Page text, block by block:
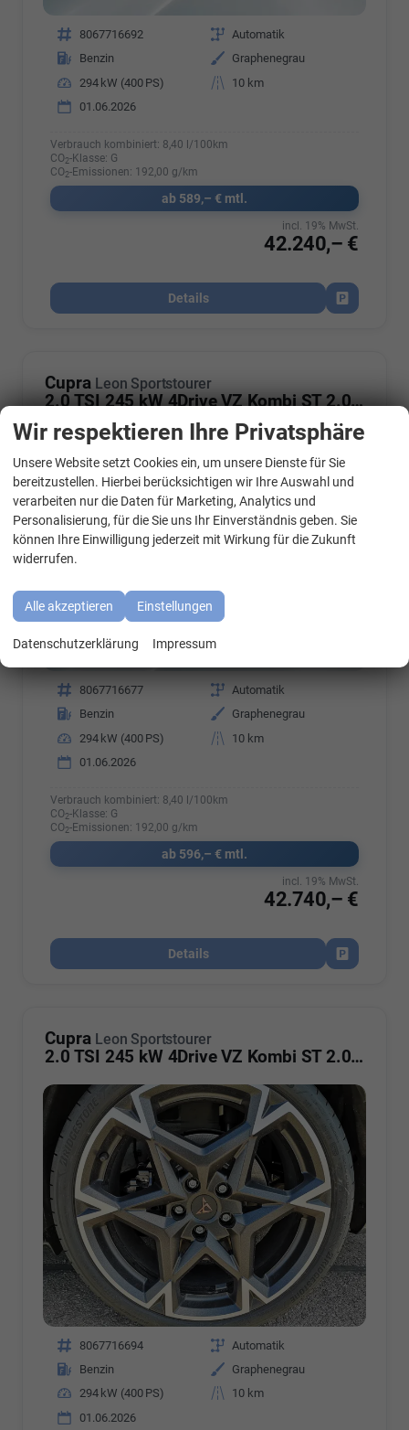
Fahrzeugnr. 8067716692 Getriebe Automatik
Kraftstoff
Benzin Außenfarbe
Graphenegrau
Leistung
294 kW (400 PS) Kilometerstand
10 km
01.06.2026
Verbrauch kombiniert: 8,40 l/100km
CO2-Klasse: G
CO2-Emissionen: 192,00 g/km
ab 589,– € mtl.
42.240,– €
incl. 19% MwSt.
Details
Fahrzeug
Cupra Leon Sportstourer
2.0 TSI 245 kW 4Drive VZ Kombi ST 2.0TSI ABT AHK Sound ACC
Fahrzeugnr. 8067716677 Getriebe Automatik
Kraftstoff
Benzin Außenfarbe
Graphenegrau
Leistung
294 kW (400 PS) Kilometerstand
10 km
01.06.2026
Verbrauch kombiniert: 8,40 l/100km
CO2-Klasse: G
CO2-Emissionen: 192,00 g/km
ab 596,– € mtl.
42.740,– €
incl. 19% MwSt.
Details
Fahrzeug
Cupra Leon Sportstourer
2.0 TSI 245 kW 4Drive VZ Kombi ST 2.0TSI ABT AHK Sound ACC Pano
Fahrzeugnr. 8067716694 Getriebe Automatik
Kraftstoff
Benzin Außenfarbe
Graphenegrau
Leistung
294 kW (400 PS) Kilometerstand
10 km
01.06.2026
Wir respektieren Ihre Privatsphäre
Unsere Website setzt Cookies ein, um unsere Dienste für Sie
bereitzustellen. Hierbei berücksichtigen wir Ihre Auswahl und
verarbeiten nur die Daten für Marketing, Analytics und
Personalisierung, für die Sie uns Ihr Einverständnis geben. Sie
können Ihre Einwilligung jederzeit mit Wirkung für die Zukunft
widerrufen.
Alle akzeptieren Einstellungen
Datenschutzerklärung Impressum